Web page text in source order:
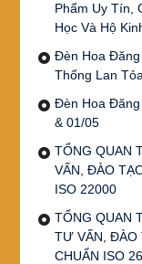
Phẩm Uy Tín,
Học Và Hộ
Đèn Hoa Đăng
Thống Lan
Đèn Hoa Đăng
& 01/05
TỔNG QUAN
VẤN, ĐÀO
ISO 22000
TỔNG QUAN
TƯ VẤN, ĐÀO
CHUẨN ISO